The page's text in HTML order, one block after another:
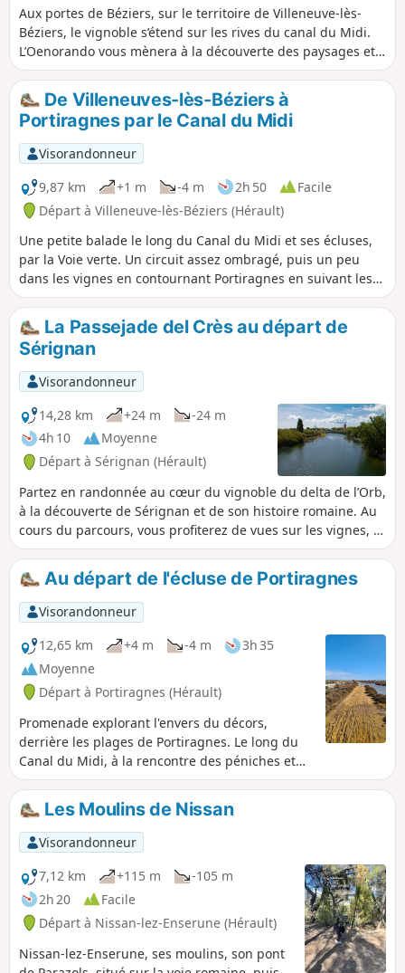
Aux portes de Béziers, sur le territoire de Villeneuve-lès-
Béziers, le vignoble s’étend sur les rives du canal du Midi.
L’Oenorando vous mènera à la découverte des paysages et
de la mosaïque de cépages, en IGP Pays d’Oc et IGP Coteaux
de Béziers qui profitent des influences maritimes sur des
terroirs de galets roulés et caressés par le vent local.
De Villeneuves-lès-Béziers à
Portiragnes par le Canal du Midi
Visorandonneur
9,87 km
+1 m -4 m 2h 50
Facile
Départ à Villeneuve-lès-Béziers (Hérault)
Une petite balade le long du Canal du Midi et ses écluses,
par la Voie verte. Un circuit assez ombragé, puis un peu
dans les vignes en contournant Portiragnes en suivant les
berges de la Grande Maire. En fin de parcours, passage
dans les Marais de Portiragnes et le Lac de la Grande Maire.
La Passejade del Crès au départ de
Sérignan
Visorandonneur
14,28 km
+24 m
-24 m
4h 10
Moyenne
Départ à Sérignan (Hérault)
Partez en randonnée au cœur du vignoble du delta de l’Orb,
à la découverte de Sérignan et de son histoire romaine. Au
cours du parcours, vous profiterez de vues sur les vignes, la
mer, mais aussi du patrimoine exceptionnel de la ville avec
sa collégiale, ses maisons vigneronnes et son musée d’art
contemporain.
Au départ de l'écluse de Portiragnes
Visorandonneur
12,65 km
+4 m -4 m
3h 35
Moyenne
Départ à Portiragnes (Hérault)
Promenade explorant l'envers du décors,
derrière les plages de Portiragnes. Le long du
Canal du Midi, à la rencontre des péniches et
découverte du port dédié, au bord des marais.
Halte hivernale des oiseaux migrateurs, du haut
des petites dunes, dominer la plage.
Cheminement sur les digues entourées de
salicornes.
Les Moulins de Nissan
Visorandonneur
7,12 km
+115 m
-105 m
2h 20
Facile
Départ à Nissan-lez-Enserune (Hérault)
Nissan-lez-Enserune, ses moulins, son pont